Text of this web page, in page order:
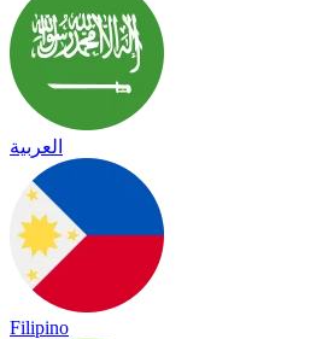
العربية
Filipino